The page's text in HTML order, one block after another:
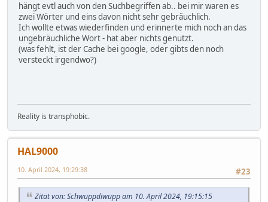
hängt evtl auch von den Suchbegriffen ab.. bei mir waren es
zwei Wörter und eins davon nicht sehr gebräuchlich.
Ich wollte etwas wiederfinden und erinnerte mich noch an das
ungebräuchliche Wort - hat aber nichts genutzt.
(was fehlt, ist der Cache bei google, oder gibts den noch
versteckt irgendwo?)
Reality is transphobic.
HAL9000
#23
10. April 2024, 19:29:38
Zitat von: Schwuppdiwupp am 10. April 2024, 19:15:15